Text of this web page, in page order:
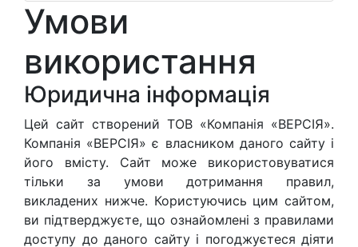
Умови
використання
Юридична інформація
Цей сайт створений ТОВ «Компанія «ВЕРСІЯ».
Компанія «ВЕРСІЯ» є власником даного сайту і
його вмісту. Сайт може використовуватися
тільки за умови дотримання правил,
викладених нижче. Користуючись цим сайтом,
ви підтверджуєте, що ознайомлені з правилами
доступу до даного сайту і погоджуєтеся діяти